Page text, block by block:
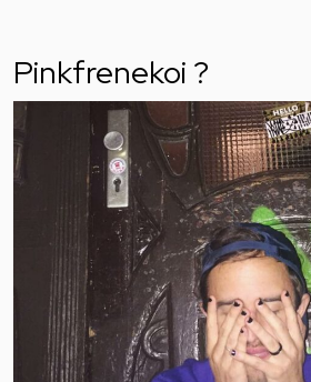
Pinkfrenekoi ?